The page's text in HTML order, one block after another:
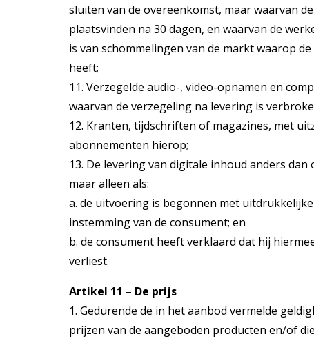
sluiten van de overeenkomst, maar waarvan
plaatsvinden na 30 dagen, en waarvan de
is van schommelingen van de markt waarop
heeft;
11. Verzegelde audio-, video-opnamen en
waarvan de verzegeling na levering is
12. Kranten, tijdschriften of magazines, met
abonnementen hierop;
13. De levering van digitale inhoud anders
maar alleen als:
a. de uitvoering is begonnen met
instemming van de consument; en
b. de consument heeft verklaard dat hij
verliest.
Artikel 11 – De prijs
1. Gedurende de in het aanbod vermelde
prijzen van de aangeboden producten en/of